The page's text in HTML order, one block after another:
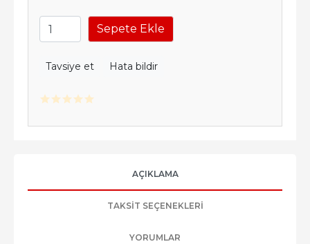
Sepete Ekle
Tavsiye et Hata bildir
AÇIKLAMA
TAKSIT SEÇENEKLERI
YORUMLAR